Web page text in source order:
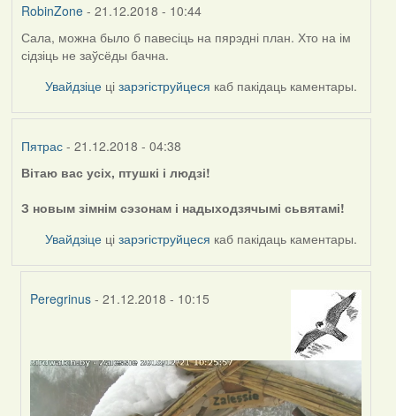
RobinZone- 21.12.2018 - 10:44
Сала, можна было б павесіць на пярэдні план. Хто на ім
сідзіць не заўсёды бачна.
Увайдзіце цізарэгіструйцеся каб пакідаць каментары.
Пятрас- 21.12.2018 - 04:38
Вітаю вас усіх, птушкі і людзі!
З новым зімнім сэзонам і надыходзячымі сьвятамі!
Увайдзіце цізарэгіструйцеся каб пакідаць каментары.
Peregrinus - 21.12.2018 - 10:15
to